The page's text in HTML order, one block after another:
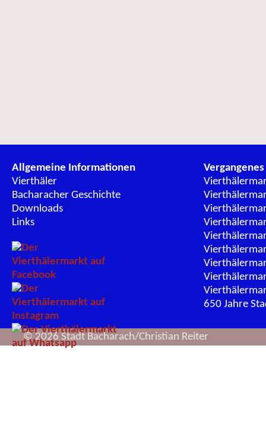
Allgemeine Informationen
Vierthäler
Bacharacher Geschichte
Downloads
Links
Vergangenes
650 Jahre
© 2026 Stadt Bacharach/Christian Reiter